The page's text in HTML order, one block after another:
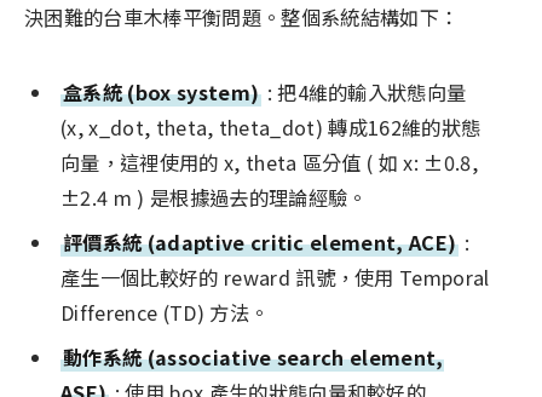
決困難的台車木棒平衡問題。整個系統結構如下：
盒系統 (box system) : 把4維的輸入狀態向量
(x, x_dot, theta, theta_dot) 轉成162維的狀態
向量，這裡使用的 x, theta 區分值 ( 如 x: ±0.8,
±2.4 m ) 是根據過去的理論經驗。
評價系統 (adaptive critic element, ACE) :
產生一個比較好的 reward 訊號，使用 Temporal
Difference (TD) 方法。
動作系統 (associative search element,